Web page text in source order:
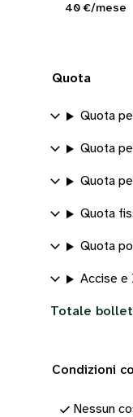
40 €/mese
Quota
Quota
Quota
Quota
Quota
Quota
Accise e
Totale
Condizioni
Nessun